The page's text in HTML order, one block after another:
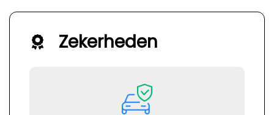
Zekerheden